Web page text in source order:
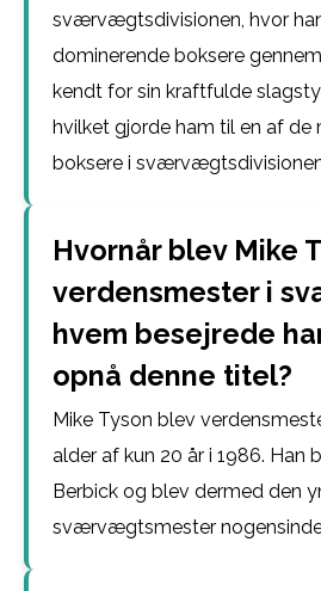
sværvægtsdivisionen, hvor
dominerende boksere
kendt for sin kraftfulde
hvilket gjorde ham til en af
boksere i
Hvornår blev Mike
verdensmester i
hvem besejrede
opnå denne titel?
Mike Tyson blev
alder af kun 20 år i 1986. Han
Berbick og blev dermed den
sværvægtsmester